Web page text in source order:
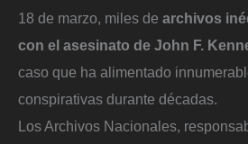
18 de marzo, miles de archivos
con el asesinato de John F.
caso que ha alimentado
conspirativas durante décadas.
Los Archivos Nacionales,